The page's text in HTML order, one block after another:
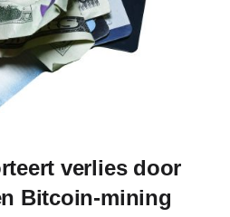
verlies door
Bitcoin-mining